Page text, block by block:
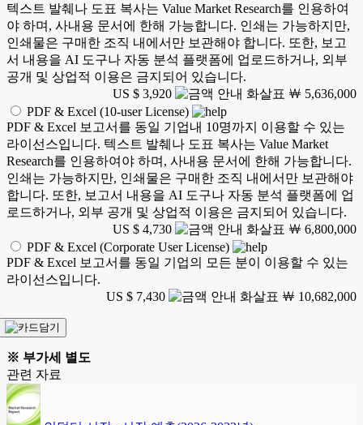
텍스트 발췌나 도표 복사는 Value Market Research를 인용하여
야 하며, 사내용 문서에 한해 가능합니다. 인쇄는 가능하지만,
인쇄물은 구매한 조직 내에서만 보관해야 합니다. 또한, 보고
서 내용을 AI 도구나 자동 분석 플랫폼에 업로드하거나, 외부
공개 및 상업적 이용은 금지되어 있습니다.
US $ 3,920
￦ 5,636,000
PDF & Excel (10-user License)
PDF & Excel 보고서를 동일 기업내 10명까지 이용할 수 있는
라이선스입니다. 텍스트 발췌나 도표 복사는 Value Market
Research를 인용하여야 하며, 사내용 문서에 한해 가능합니다.
인쇄는 가능하지만, 인쇄물은 구매한 조직 내에서만 보관해야
합니다. 또한, 보고서 내용을 AI 도구나 자동 분석 플랫폼에 업
로드하거나, 외부 공개 및 상업적 이용은 금지되어 있습니다.
US $ 4,730
￦ 6,800,000
PDF & Excel (Corporate User License)
PDF & Excel 보고서를 동일 기업의 모든 분이 이용할 수 있는
라이선스입니다.
US $ 7,430
￦ 10,682,000
※ 부가세 별도
관련 자료